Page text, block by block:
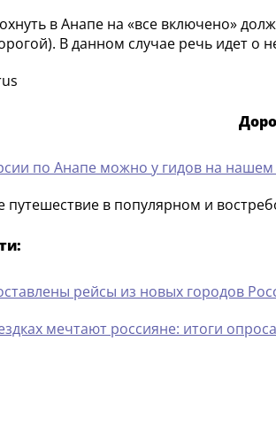
в Анапе на «все включено»
В данном случае речь идет о
по Анапе можно у гидов на нашем
путешествие в популярном и
рейсы из новых городов
мечтают россияне: итоги опроса